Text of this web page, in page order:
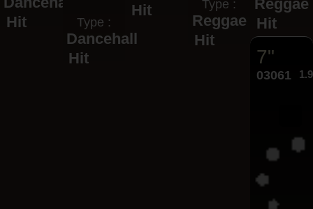
Hit
Type :
Dancehall
Hit
Hit
Type :
Reggae
Hit
Reggae
Hit
7"
03061